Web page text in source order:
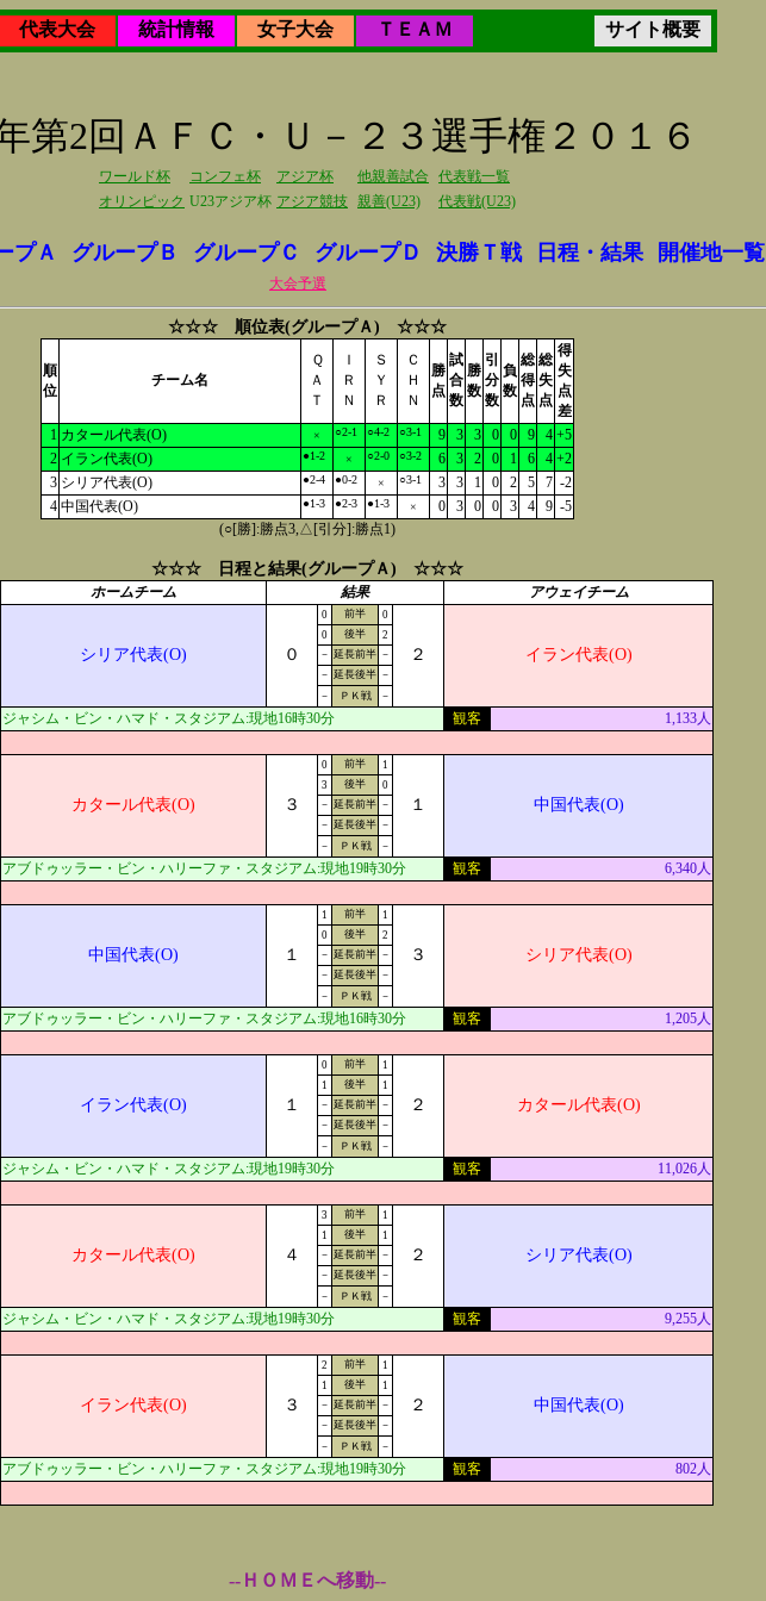
代表大会 統計情報 女子大会 ＴＥＡＭ
サイト概要
第2回ＡＦＣ・Ｕ－２３選手権２０１６
ワールド杯 コンフェ杯 アジア杯 他親善試合
代表戦一覧
オリンピック U23アジア杯 アジア競技 親善(U23) 代表戦(U23)
プＡ グループＢ グループＣ グループＤ 決勝Ｔ戦 日程・結果 開催地一覧
大会予選
☆☆☆ 順位表(グループＡ) ☆☆☆
順
位
チーム名
Ｑ
Ａ
Ｔ
Ｉ
Ｒ
Ｎ
Ｓ
Ｙ
Ｒ
Ｃ
Ｈ
Ｎ
勝
点
試
合
数
勝
数
引
分
数
負
数
総
得
点
総
失
点
得
失
点
差
1 カタール代表(O) × ○2-1 ○4-2 ○3-1 9 3 3 0 0 9 4 +5
2 イラン代表(O) ●1-2 × ○2-0 ○3-2 6 3 2 0 1 6 4 +2
3 シリア代表(O) ●2-4 ●0-2 × ○3-1 3 3 1 0 2 5 7 -2
4 中国代表(O) ●1-3 ●2-3 ●1-3 × 0 3 0 0 3 4 9 -5
(○[勝]:勝点3,△[引分]:勝点1)
☆☆☆ 日程と結果(グループＡ) ☆☆☆
ホームチーム 結果
アウェイチーム
シリア代表(O) ０
0 前半 0
２ イラン代表(O)
0 後半
2
－ 延長前半 －
－ 延長後半 －
－
ＰＫ戦 －
ジャシム・ビン・ハマド・スタジアム:現地16時30分 観客
1,133人
カタール代表(O) ３
0 前半 1
１ 中国代表(O)
3 後半
0
－ 延長前半 －
－ 延長後半 －
－
ＰＫ戦 －
アブドゥッラー・ビン・ハリーファ・スタジアム:現地19時30分 観客
6,340人
中国代表(O) １
1 前半 1
３ シリア代表(O)
0 後半
2
－ 延長前半 －
－ 延長後半 －
－
ＰＫ戦 －
アブドゥッラー・ビン・ハリーファ・スタジアム:現地16時30分 観客
1,205人
イラン代表(O) １
0 前半 1
２ カタール代表(O)
1 後半
1
－ 延長前半 －
－ 延長後半 －
－
ＰＫ戦 －
ジャシム・ビン・ハマド・スタジアム:現地19時30分 観客
11,026人
カタール代表(O) ４
3 前半 1
２ シリア代表(O)
1 後半
1
－ 延長前半 －
－ 延長後半 －
－
ＰＫ戦 －
ジャシム・ビン・ハマド・スタジアム:現地19時30分 観客
9,255人
イラン代表(O) ３
2 前半 1
２ 中国代表(O)
1 後半
1
－ 延長前半 －
－ 延長後半 －
－
ＰＫ戦 －
アブドゥッラー・ビン・ハリーファ・スタジアム:現地19時30分 観客
802人
--ＨＯＭＥへ移動--